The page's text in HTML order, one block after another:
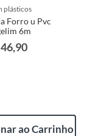
plásticos
Forro u Pvc
6m
ao Carrinho